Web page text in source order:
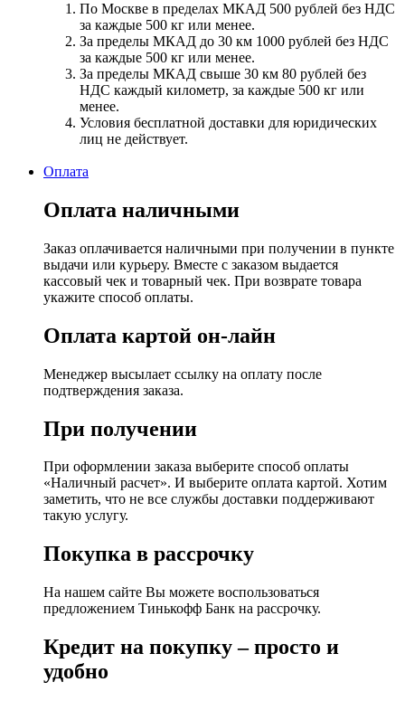
По Москве в пределах МКАД 500 рублей без НДС
за каждые 500 кг или менее.
За пределы МКАД до 30 км 1000 рублей без НДС
за каждые 500 кг или менее.
За пределы МКАД свыше 30 км 80 рублей без
НДС каждый километр, за каждые 500 кг или
менее.
Условия бесплатной доставки для юридических
лиц не действует.
Оплата
Оплата наличными
Заказ оплачивается наличными при получении в пункте
выдачи или курьеру. Вместе с заказом выдается
кассовый чек и товарный чек. При возврате товара
укажите способ оплаты.
Оплата картой он-лайн
Менеджер высылает ссылку на оплату после
подтверждения заказа.
При получении
При оформлении заказа выберите способ оплаты
«Наличный расчет». И выберите оплата картой. Хотим
заметить, что не все службы доставки поддерживают
такую услугу.
Покупка в рассрочку
На нашем сайте Вы можете воспользоваться
предложением Тинькофф Банк на рассрочку.
Кредит на покупку – просто и
удобно